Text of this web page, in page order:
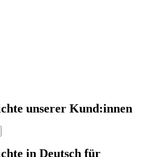
unserer Kund:innen
in Deutsch für